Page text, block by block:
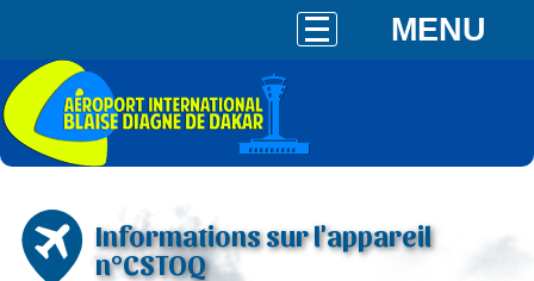
MENU
Informations sur l'appareil
n°CSTOQ